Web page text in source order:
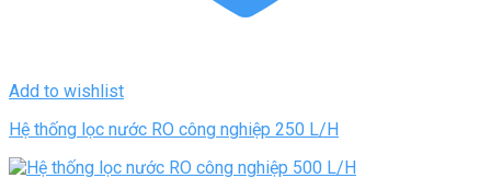
Add to wishlist
Hệ thống lọc nước RO công nghiệp 250 L/H